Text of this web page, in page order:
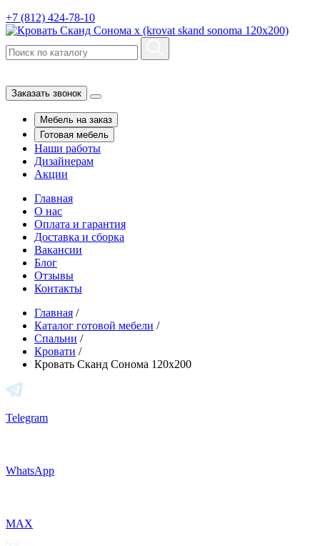
+7 (812) 424-78-10
Заказать звонок
Мебель на заказ
Готовая мебель
Наши работы
Дизайнерам
Акции
Главная
О нас
Оплата и гарантия
Доставка и сборка
Вакансии
Блог
Отзывы
Контакты
Главная /
Каталог готовой мебели /
Спальни /
Кровати /
Кровать Сканд Сонома 120х200
Telegram
WhatsApp
MAX